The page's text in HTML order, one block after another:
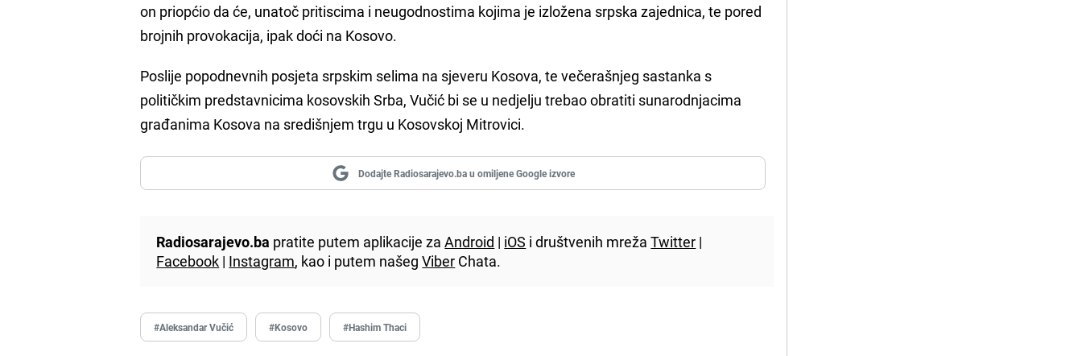
on priopćio da će, unatoč pritiscima i neugodnostima kojima je izložena srpska zajednica, te pored
brojnih provokacija, ipak doći na Kosovo.
Poslije popodnevnih posjeta srpskim selima na sjeveru Kosova, te večerašnjeg sastanka s
političkim predstavnicima kosovskih Srba, Vučić bi se u nedjelju trebao obratiti sunarodnjacima
građanima Kosova na središnjem trgu u Kosovskoj Mitrovici.
Dodajte Radiosarajevo.ba u omiljene Google izvore
Radiosarajevo.ba pratite putem aplikacije zaAndroid | iOS i društvenih mrežaTwitter |
Facebook | Instagram, kao i putem našegViber Chata.
#Aleksandar Vučić #Kosovo #Hashim Thaci